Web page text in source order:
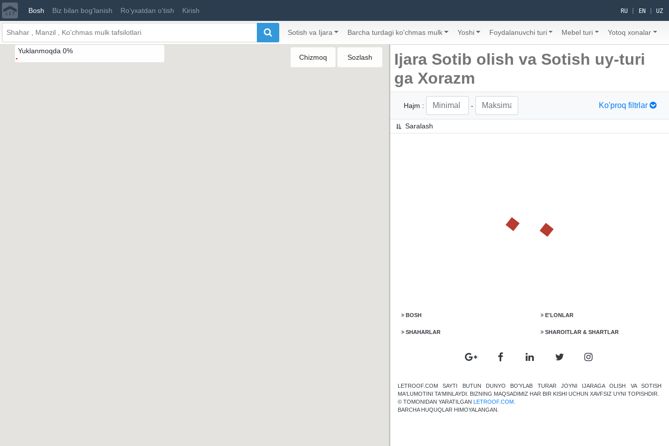
Bosh Biz bilan bog'lanish Ro‘yxatdan o‘tish Kirish RU EN UZ
Sotish va Ijara Barcha turdagi ko'chmas mulk Yoshi Foydalanuvchi turi Mebel turi Yotoq xonalar
Chizmoq Sozlash
Ijara Sotib olish va Sotish uy-turi
ga Xorazm
Hajm : - Ko'proq filtrlar
Saralash
BOSH
SHAHARLAR
E'LONLAR
SHAROITLAR & SHARTLAR
LETROOF.COM SAYTI BUTUN DUNYO BO'YLAB TURAR JOYNI IJARAGA OLISH VA SOTISH
MA'LUMOTINI TA'MINLAYDI. BIZNING MAQSADIMIZ HAR BIR KISHI UCHUN XAVFSIZ UYNI TOPISHDIR.
© TOMONIDAN YARATILGAN LETROOF.COM
BARCHA HUQUQLAR HIMOYALANGAN.
Yuklanmoqda 0%
Ro'yxat